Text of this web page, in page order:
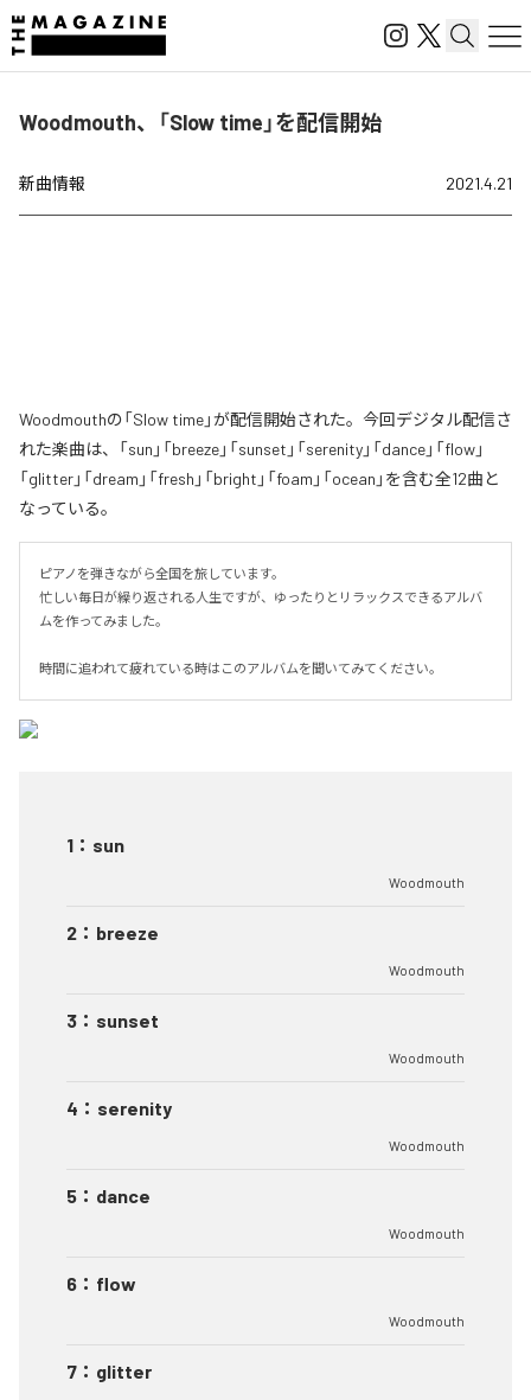
Woodmouth、「Slow time」を配信開始
新曲情報 2021.4.21
Woodmouthの「Slow time」が配信開始された。今回デジタル配信さ
れた楽曲は、「sun」「breeze」「sunset」「serenity」「dance」「flow」
「glitter」「dream」「fresh」「bright」「foam」「ocean」を含む全12曲と
なっている。
ピアノを弾きながら全国を旅しています。
忙しい毎日が繰り返される人生ですが、ゆったりとリラックスできるアルバ
ムを作ってみました。
時間に追われて疲れている時はこのアルバムを聞いてみてください。
1 ： sun
Woodmouth
2 ： breeze
Woodmouth
3 ： sunset
Woodmouth
4 ： serenity
Woodmouth
5 ： dance
Woodmouth
6 ： flow
Woodmouth
7 ： glitter